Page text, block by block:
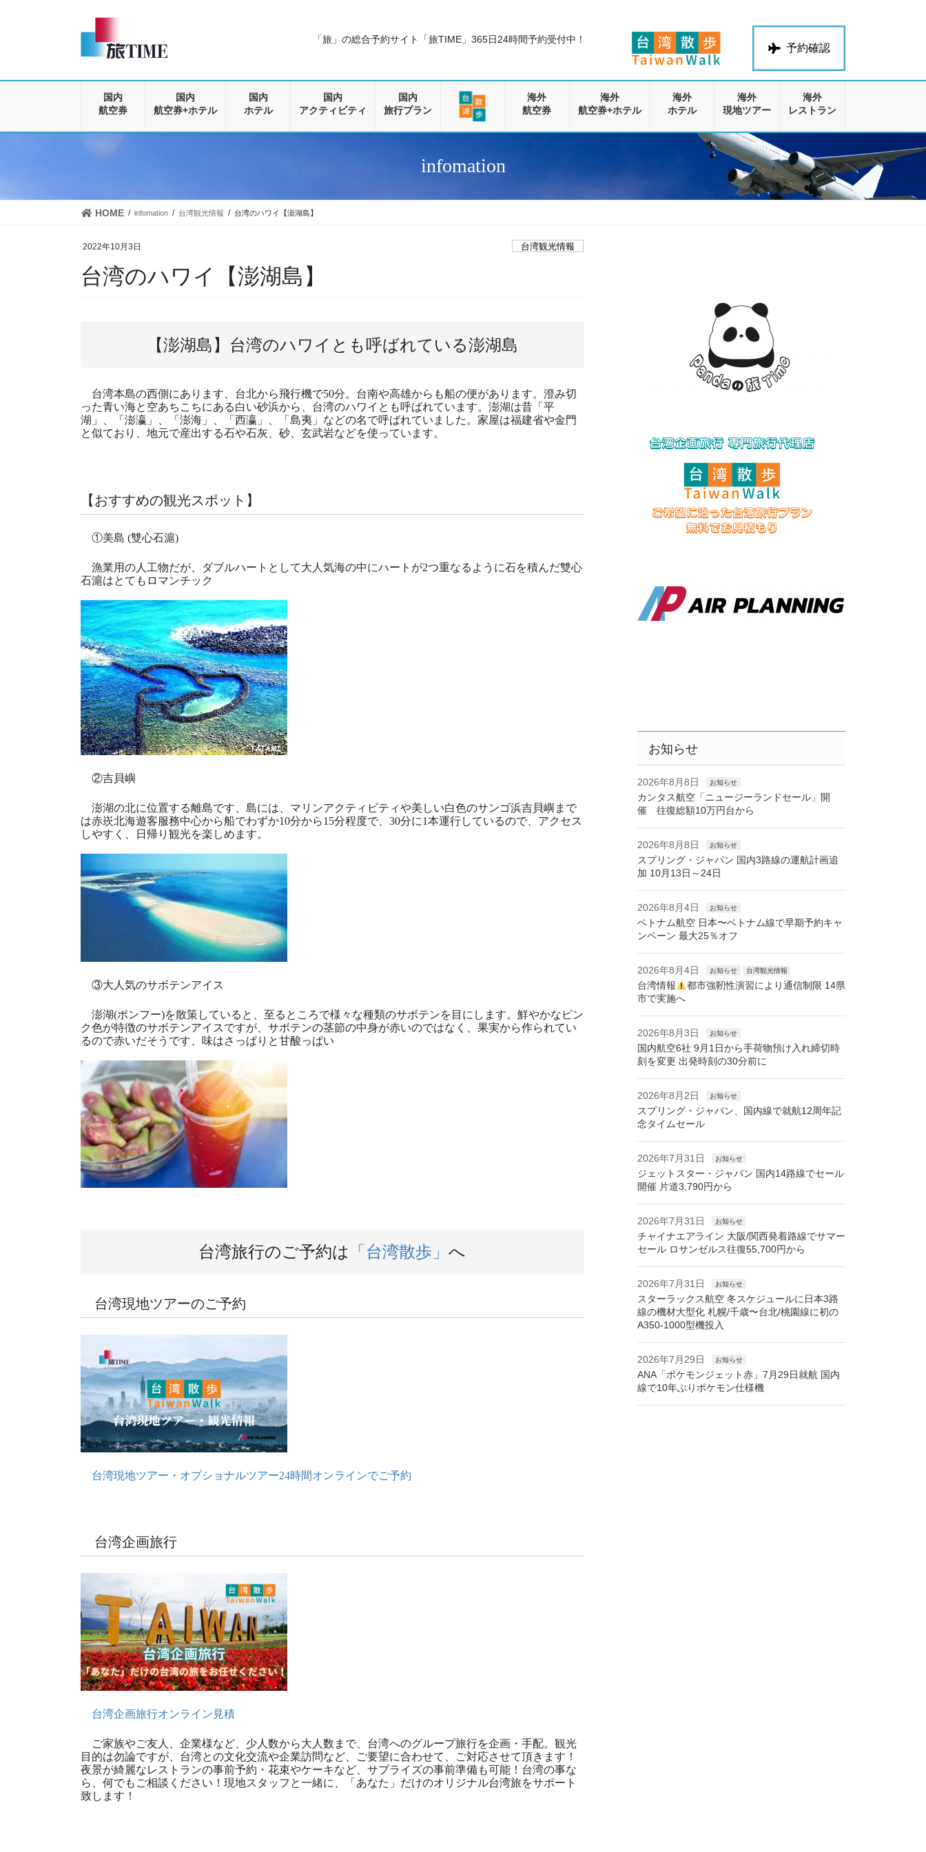
に
ョ
動
予約確認
「旅」の総合予約サイト「旅TIME」 365日24時間予約受付中！
国内
航空券
国内
航空券+ホテル
国内
ホテル
国内
アクティビティ
国内
旅行プラン
海外
航空券
海外
航空券+ホテル
海外
ホテル
海外
現地ツアー
海外
レストラン
infomation
HOME infomation 台湾観光情報 台湾のハワイ【澎湖島】
2022年10月3日 台湾観光情報
台湾のハワイ【澎湖島】
【澎湖島】台湾のハワイとも呼ばれている澎湖島
台湾本島の西側にあります、台北から飛行機で50分。台南や高雄からも船の便があります。澄み切
った青い海と空あちこちにある白い砂浜から、台湾のハワイとも呼ばれています。澎湖は昔「平
湖」、「澎瀛」、「澎海」、「西瀛」、「島夷」などの名で呼ばれていました。家屋は福建省や金門
と似ており、地元で産出する石や石灰、砂、玄武岩などを使っています。
【おすすめの観光スポット】
①美島 (雙心石滬)
漁業用の人工物だが、ダブルハートとして大人気海の中にハートが2つ重なるように石を積んだ雙心
石滬はとてもロマンチック
②吉貝嶼
澎湖の北に位置する離島です、島には、マリンアクティビティや美しい白色のサンゴ浜吉貝嶼まで
は赤崁北海遊客服務中心から船でわずか10分から15分程度で、30分に1本運行しているので、アクセス
しやすく、日帰り観光を楽しめます。
③大人気のサボテンアイス
澎湖(ポンフー)を散策していると、至るところで様々な種類のサボテンを目にします。鮮やかなピン
ク色が特徴のサボテンアイスですが、サボテンの茎節の中身が赤いのではなく、果実から作られてい
るので赤いだそうです、味はさっぱりと甘酸っぱい
台湾旅行のご予約は 「台湾散歩」 へ
台湾現地ツアーのご予約
台湾現地ツアー・オプショナルツアー24時間オンラインでご予約
台湾企画旅行
台湾企画旅行オンライン見積
ご家族やご友人、企業様など、少人数から大人数まで、台湾へのグループ旅行を企画・手配。観光
目的は勿論ですが、台湾との文化交流や企業訪問など、ご要望に合わせて、ご対応させて頂きます！
夜景が綺麗なレストランの事前予約・花束やケーキなど、サプライズの事前準備も可能！台湾の事な
ら、何でもご相談ください！現地スタッフと一緒に、「あなた」だけのオリジナル台湾旅をサポート
致します！
お知らせ
2026年8月8日 お知らせ
カンタス航空「ニュージーランドセール」開
催 往復総額10万円台から
2026年8月8日 お知らせ
スプリング・ジャパン 国内3路線の運航計画追
加 10月13日～24日
2026年8月4日 お知らせ
ベトナム航空 日本〜ベトナム線で早期予約キャ
ンペーン 最大25％オフ
2026年8月4日 お知らせ 台湾観光情報
台湾情報
都市強靭性演習により通信制限 14県
市で実施へ
2026年8月3日 お知らせ
国内航空6社 9月1日から手荷物預け入れ締切時
刻を変更 出発時刻の30分前に
2026年8月2日 お知らせ
スプリング・ジャパン、国内線で就航12周年記
念タイムセール
2026年7月31日 お知らせ
ジェットスター・ジャパン 国内14路線でセール
開催 片道3,790円から
2026年7月31日 お知らせ
チャイナエアライン 大阪/関西発着路線でサマー
セール ロサンゼルス往復55,700円から
2026年7月31日 お知らせ
スターラックス航空 冬スケジュールに日本3路
線の機材大型化 札幌/千歳〜台北/桃園線に初の
A350-1000型機投入
2026年7月29日 お知らせ
ANA「ポケモンジェット赤」7月29日就航 国内
線で10年ぶりポケモン仕様機